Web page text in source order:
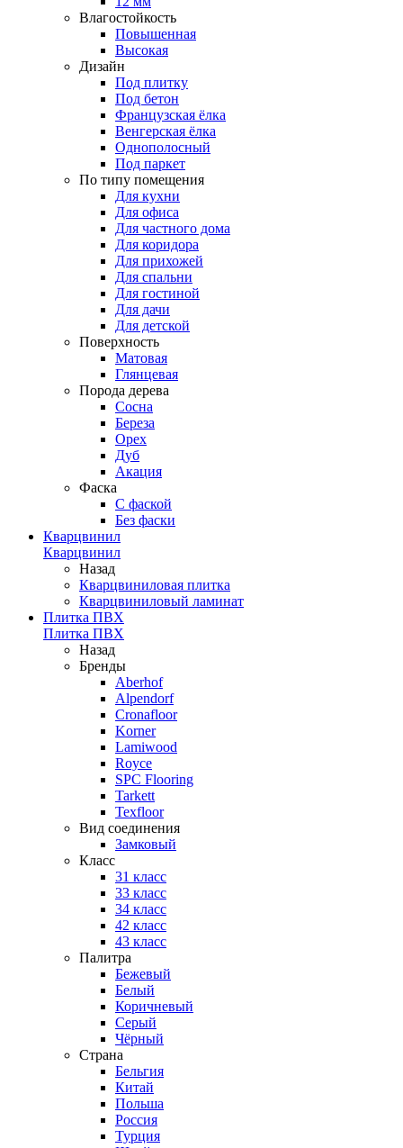
Влагостойкость
Повышенная
Высокая
Дизайн
Под плитку
Под бетон
Французская ёлка
Венгерская ёлка
Однополосный
Под паркет
По типу помещения
Для кухни
Для офиса
Для частного дома
Для коридора
Для прихожей
Для спальни
Для гостиной
Для дачи
Для детской
Поверхность
Матовая
Глянцевая
Порода дерева
Сосна
Береза
Орех
Дуб
Акация
Фаска
С фаской
Без фаски
Кварцвинил
Кварцвинил
Назад
Кварцвиниловая плитка
Кварцвиниловый ламинат
Плитка ПВХ
Плитка ПВХ
Назад
Бренды
Aberhof
Alpendorf
Cronafloor
Korner
Lamiwood
Royce
SPC Flooring
Tarkett
Texfloor
Вид соединения
Замковый
Класс
31 класс
33 класс
34 класс
42 класс
43 класс
Палитра
Бежевый
Белый
Коричневый
Серый
Чёрный
Страна
Бельгия
Китай
Польша
Россия
Турция